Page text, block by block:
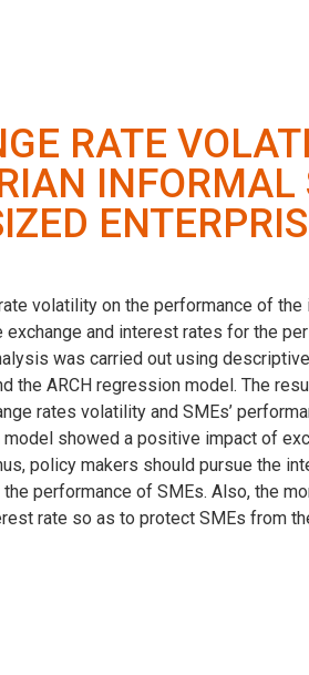
RATE
INFORMAL
volatility on the performance of
and interest rates for the
was carried out using
ARCH regression model. The
rates volatility and SMEs’
showed a positive impact of
policy makers should pursue the
performance of SMEs. Also, the
rate so as to protect SMEs from